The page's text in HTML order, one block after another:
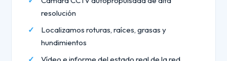
resolución
Localizamos roturas, raíces, grasas y
hundimientos
Vídeo e informe del estado real de la red